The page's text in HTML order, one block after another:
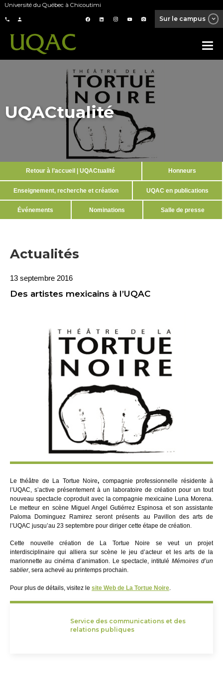
Université du Québec à Chicoutimi
Sur le campus
UQACtualité
Retour à l’accueil | UQACtualité Honneurs
Enseignement, recherche et création UQAC en publications
Événements Nominations Salle de presse
Actualités
13 septembre 2016
Des artistes mexicains à l’UQAC
Le théâtre de La Tortue Noire, compagnie professionnelle résidente à
l’UQAC, s’active présentement à un laboratoire de création pour un tout
nouveau spectacle coproduit avec la compagnie mexicaine Luna Morena.
Le metteur en scène Miguel Angel Gutiérrez Espinosa et son assistante
Paloma Dominguez Ramirez seront présents au Pavillon des arts de
l’UQAC jusqu’au 23 septembre pour diriger cette étape de création.
Cette nouvelle création de La Tortue Noire se veut un projet
interdisciplinaire qui alliera sur scène le jeu d’acteur et les arts de la
marionnette au cinéma d’animation. Le spectacle, intituléMémoires d’un
sablier, sera achevé au printemps prochain.
Pour plus de détails, visitez le site Web de La Tortue Noire
Service des communications et des
relations publiques